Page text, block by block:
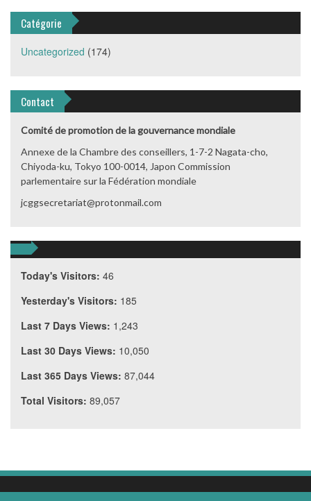
Catégorie
Uncategorized (174)
Contact
Comité de promotion de la gouvernance mondiale
Annexe de la Chambre des conseillers, 1-7-2 Nagata-cho,
Chiyoda-ku, Tokyo 100-0014, Japon Commission
parlementaire sur la Fédération mondiale
jcggsecretariat@protonmail.com
Today's Visitors: 46
Yesterday's Visitors: 185
Last 7 Days Views: 1,243
Last 30 Days Views: 10,050
Last 365 Days Views: 87,044
Total Visitors: 89,057